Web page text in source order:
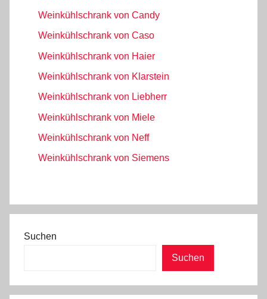
Weinkühlschrank von Candy
Weinkühlschrank von Caso
Weinkühlschrank von Haier
Weinkühlschrank von Klarstein
Weinkühlschrank von Liebherr
Weinkühlschrank von Miele
Weinkühlschrank von Neff
Weinkühlschrank von Siemens
Suchen
Suchen